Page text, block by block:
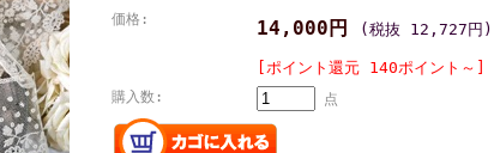
価格: 14,000円 (税抜 12,727円)
[ポイント還元 140ポイント～]
購入数: 点